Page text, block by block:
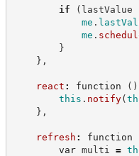
if ( lastValue
me .
me .
}
} ,
react : function ( )
this . notify(
} ,
refresh : function
var multi =